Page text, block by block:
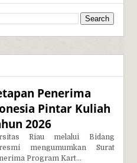
Penerima
Pintar Kuliah
2026
Riau melalui Bidang
mengumumkan Surat
Program Kart...